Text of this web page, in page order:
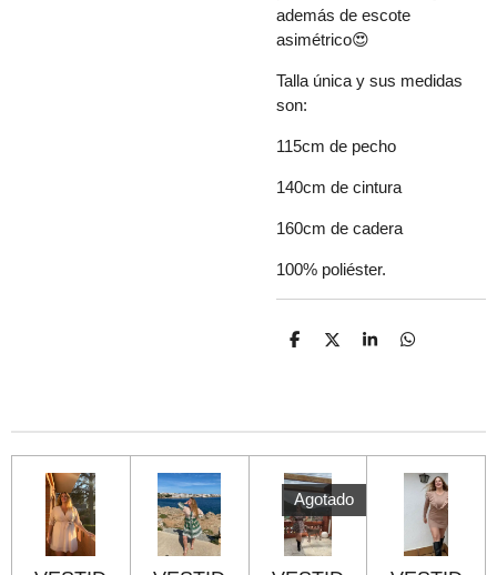
además de escote
asimétrico😍
Talla única y sus medidas
son:
115cm de pecho
140cm de cintura
160cm de cadera
100% poliéster.
C
r
r
C
r
r
C
r
C
r
r
Agotado